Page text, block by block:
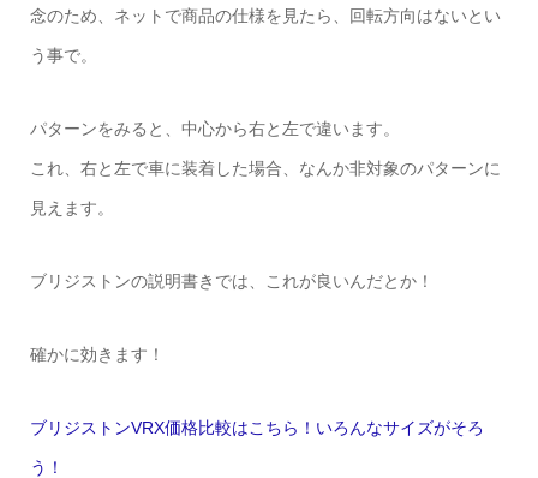
念のため、ネットで商品の仕様を見たら、回転方向はないとい
う事で。
パターンをみると、中心から右と左で違います。
これ、右と左で車に装着した場合、なんか非対象のパターンに
見えます。
ブリジストンの説明書きでは、これが良いんだとか！
確かに効きます！
ブリジストンVRX価格比較はこちら！いろんなサイズがそろ
う！